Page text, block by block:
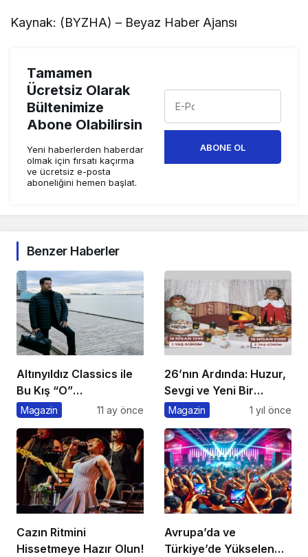
Kaynak: (BYZHA) – Beyaz Haber Ajansı
Tamamen
Ücretsiz Olarak
Bültenimize
Abone Olabilirsin
Yeni haberlerden haberdar
olmak için fırsatı kaçırma
ve ücretsiz e-posta
aboneliğini hemen başlat.
ABONE OL
Benzer Haberler
Altınyıldız Classics ile
Bu Kış “O”
konuşulacak
Magazin 11 ay önce
26’nın Ardında: Huzur,
Sevgi ve Yeni Bir
Başlangıç
Magazin 1 yıl önce
Cazın Ritmini
Hissetmeye Hazır Olun!
Avrupa’da ve
Türkiye’de Yükselen